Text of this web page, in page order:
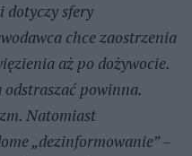
dotyczy sfery
chce zaostrzenia
aż po dożywocie.
powinna.
Natomiast
„dezinformowanie” –